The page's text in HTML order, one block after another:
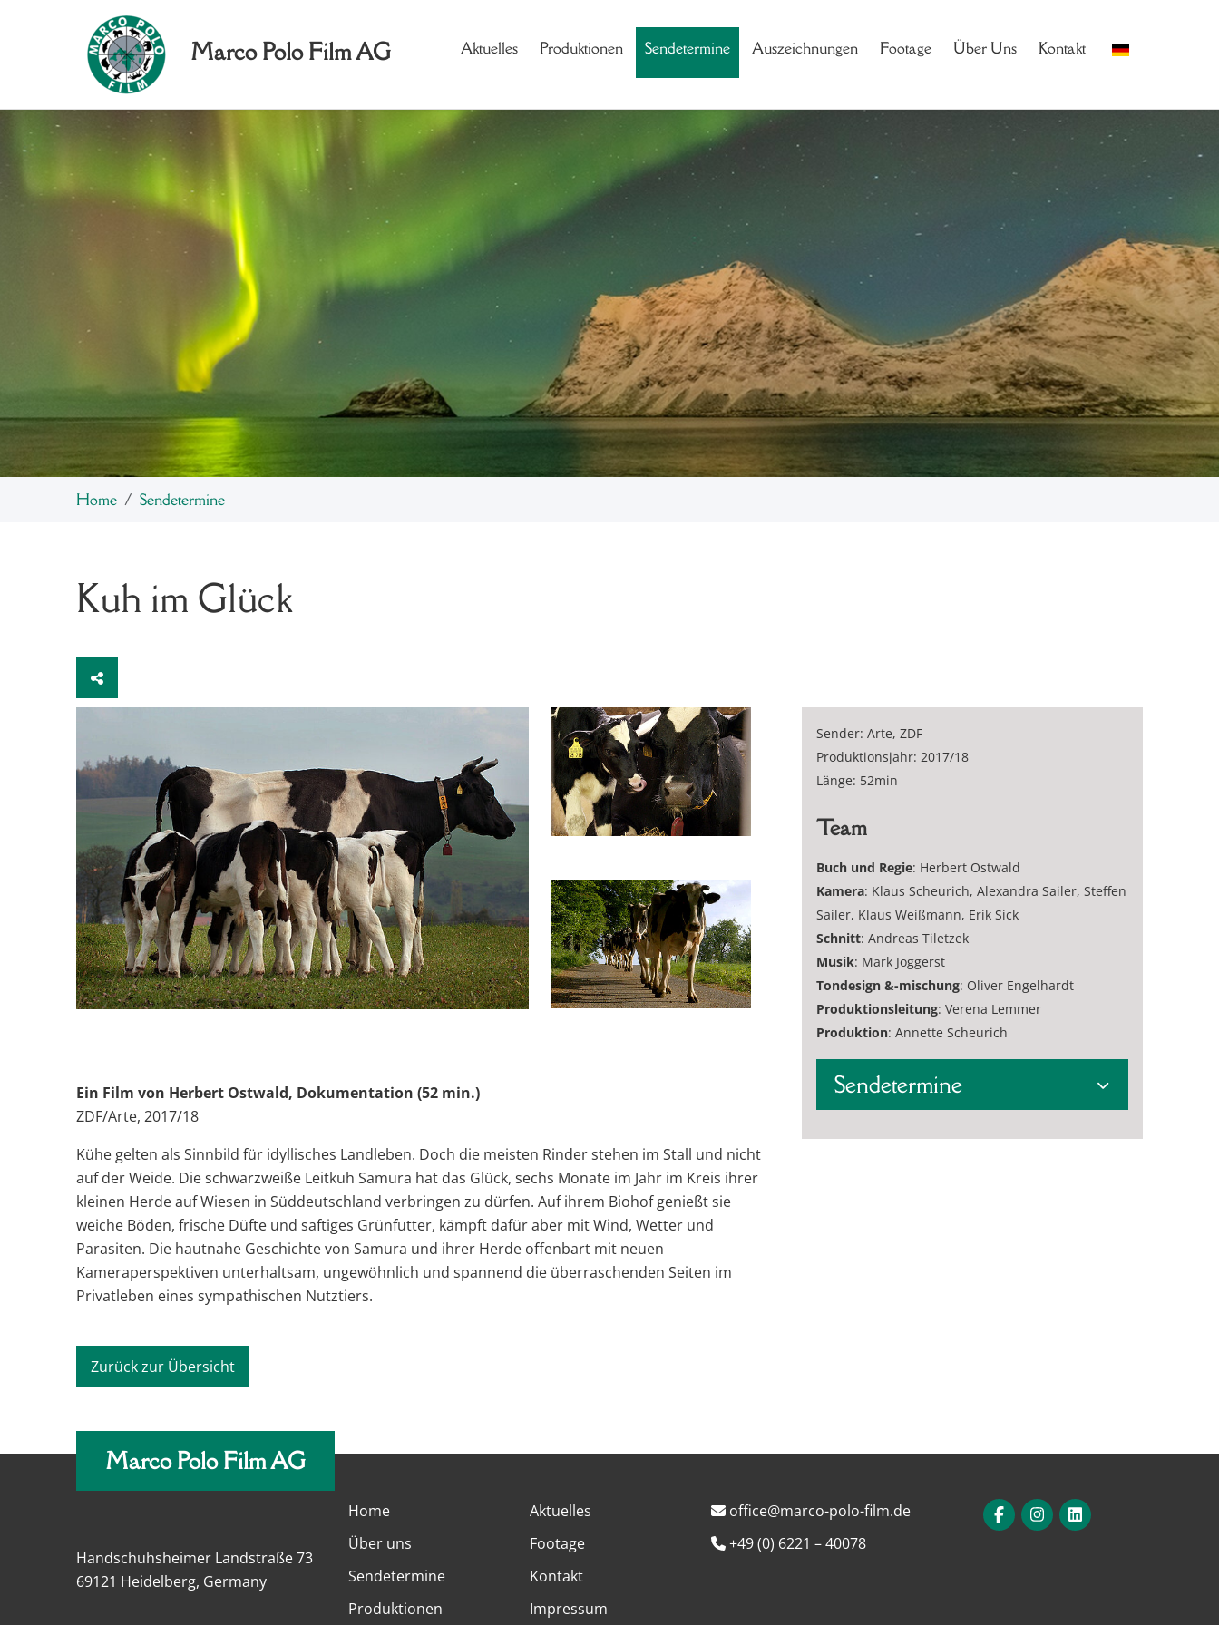
Marco Polo Film AG Aktuelles Produktionen Sendetermine Auszeichnungen Footage Über Uns Kontakt
Home Sendetermine
Kuh im Glück
Ein Film von Herbert Ostwald, Dokumentation (52 min.)
ZDF/Arte, 2017/18
Kühe gelten als Sinnbild für idyllisches Landleben. Doch die meisten Rinder stehen im Stall und nicht
auf der Weide. Die schwarzweiße Leitkuh Samura hat das Glück, sechs Monate im Jahr im Kreis ihrer
kleinen Herde auf Wiesen in Süddeutschland verbringen zu dürfen. Auf ihrem Biohof genießt sie
weiche Böden, frische Düfte und saftiges Grünfutter, kämpft dafür aber mit Wind, Wetter und
Parasiten. Die hautnahe Geschichte von Samura und ihrer Herde offenbart mit neuen
Kameraperspektiven unterhaltsam, ungewöhnlich und spannend die überraschenden Seiten im
Privatleben eines sympathischen Nutztiers.
Zurück zur Übersicht
Sender: Arte, ZDF
Produktionsjahr: 2017/18
Länge: 52min
Team
Buch und Regie: Herbert Ostwald
Kamera: Klaus Scheurich, Alexandra Sailer, Steffen
Sailer, Klaus Weißmann, Erik Sick
Schnitt: Andreas Tiletzek
Musik: Mark Joggerst
Tondesign &-mischung: Oliver Engelhardt
Produktionsleitung: Verena Lemmer
Produktion: Annette Scheurich
Sendetermine
Marco Polo Film AG
Handschuhsheimer Landstraße 73
69121 Heidelberg, Germany
Home
Über uns
Sendetermine
Produktionen
Aktuelles
Footage
Kontakt
Impressum
office@marco-polo-film.de
+49 (0) 6221 – 40078